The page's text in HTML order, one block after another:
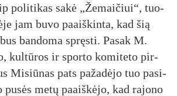
po­li­ti­kas sa­kė „Že­mai­čiui“, tuo­
jam bu­vo paaiš­kin­ta, kad šią
ban­do­ma spręs­ti. Pa­sak M.
kul­tū­ros ir spor­to ko­mi­te­to pir­
Mi­siū­nas pa­ts pa­ža­dė­jo tuo pa­si­
me­tų paaiš­kė­jo, kad ra­jo­no